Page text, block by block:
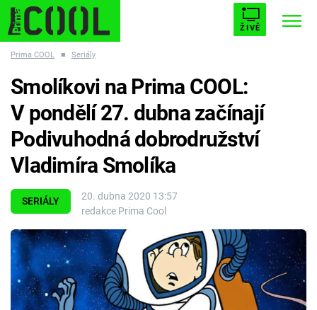
ŽIVĚ
ESCAPE PLNEJ KOTEL AVENGERS 5
Témata
Filmy
Seriály
Hry
Prima COOL ■ Seriály
SERIÁLY
20. dubna 2020 13:57
redakce Prima Cool
Smolíkovi na Prima COOL:
V pondělí 27. dubna začínají
Podivuhodná dobrodružství
Vladimíra Smolíka